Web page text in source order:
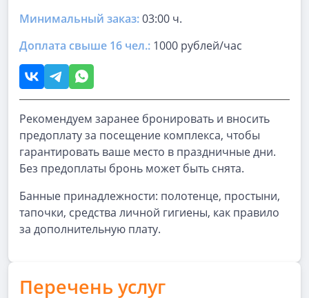
Минимальный заказ:03:00 ч.
Доплата свыше 16 чел.: 1000 рублей/час
Рекомендуем заранее бронировать и вносить
предоплату за посещение комплекса, чтобы
гарантировать ваше место в праздничные дни.
Без предоплаты бронь может быть снята.
Банные принадлежности: полотенце, простыни,
тапочки, средства личной гигиены, как правило
за дополнительную плату.
Перечень услуг